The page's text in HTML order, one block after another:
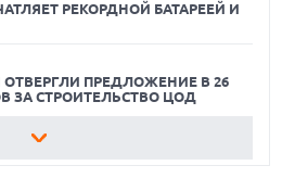
MAX 271PHW E14РЕКОРДНОЙ БАТАРЕЕЙ И
ПРЕДЛОЖЕНИЕ В 26
СТРОИТЕЛЬСТВО ЦОД